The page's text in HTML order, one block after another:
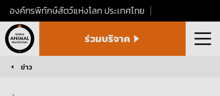
องค์กรพิทักษ์สัตว์แห่งโลก ประเทศไทย
Animal
Protection
ร่วมบริจาค เมนู
You are here:
ข่าว